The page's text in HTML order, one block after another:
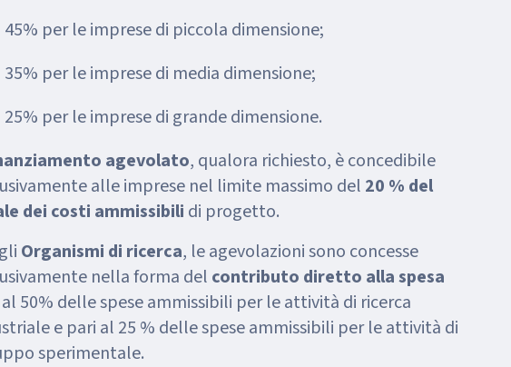
45% per le imprese di piccola dimensione;
35% per le imprese di media dimensione;
25% per le imprese di grande dimensione.
agevolato, qualora richiesto, è concedibile
alle imprese nel limite massimo del 20 % del
dei costi ammissibili di progetto.
Organismi di ricerca, le agevolazioni sono concesse
nella forma del contributo diretto alla spesa
50% delle spese ammissibili per le attività di ricerca
e pari al 25 % delle spese ammissibili per le attività di
sperimentale.